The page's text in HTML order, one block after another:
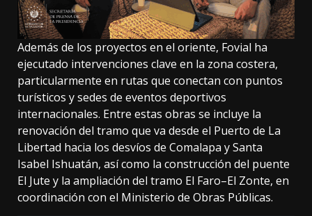
Además de los proyectos en el oriente, Fovial ha
ejecutado intervenciones clave en la zona costera,
particularmente en rutas que conectan con puntos
turísticos y sedes de eventos deportivos
internacionales. Entre estas obras se incluye la
renovación del tramo que va desde el Puerto de La
Libertad hacia los desvíos de Comalapa y Santa
Isabel Ishuatán, así como la construcción del puente
El Jute y la ampliación del tramo El Faro–El Zonte, en
coordinación con el Ministerio de Obras Públicas.